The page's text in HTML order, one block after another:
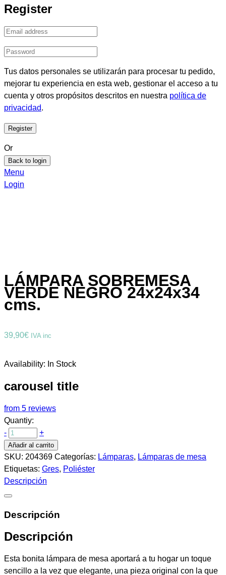
Register
Tus datos personales se utilizarán para procesar tu pedido,
mejorar tu experiencia en esta web, gestionar el acceso a tu
cuenta y otros propósitos descritos en nuestra política de
privacidad.
Or
Back to login
Menu
Login
LÁMPARA SOBREMESA
VERDE NEGRO 24x24x34
cms.
39,90€ IVA inc
Availability: In Stock
carousel title
from 5 reviews
Quantiy:
-
+
Añadir al carrito
SKU: 204369 Categorías: Lámparas, Lámparas de mesa
Etiquetas: Gres, Poliéster
Descripción
Descripción
Descripción
Esta bonita lámpara de mesa aportará a tu hogar un toque
sencillo a la vez que elegante, una pieza original con la que